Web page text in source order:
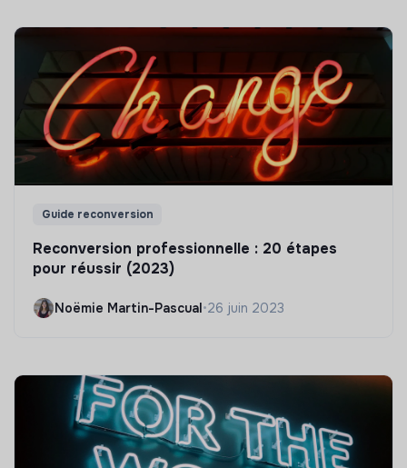
Guide reconversion
Reconversion professionnelle : 20 étapes
pour réussir (2023)
Noëmie Martin-Pascual•26 juin 2023